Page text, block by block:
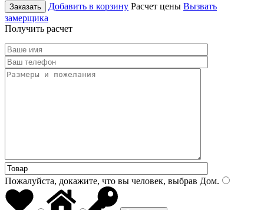
Заказать Добавить в корзину Расчет цены Вызвать
замерщика
Получить расчет
Пожалуйста, докажите, что вы человек, выбрав Дом.